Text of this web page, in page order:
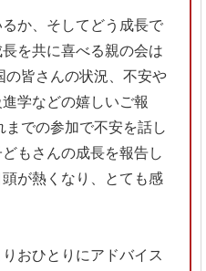
か、そしてどう成長で
を共に喜べる親の会は
の皆さんの状況、不安や
学などの嬉しいご報
までの参加で不安を話し
もさんの成長を報告し
が熱くなり、とても感
おひとりにアドバイス